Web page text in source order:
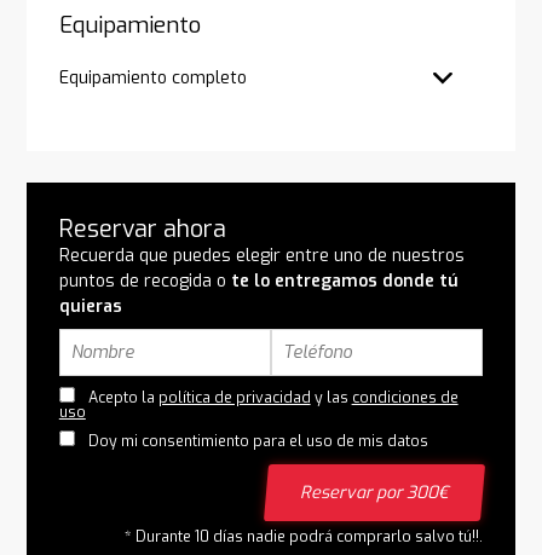
Equipamiento
Equipamiento completo
Reservar ahora
Recuerda que puedes elegir entre uno de nuestros
puntos de recogida o te lo entregamos donde tú
quieras
Acepto la política de privacidad y las condiciones de
uso
Doy mi consentimiento para el uso de mis datos
Reservar por 300€
* Durante 10 días nadie podrá comprarlo salvo tú!!.